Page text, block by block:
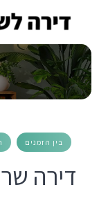
בין הזמנים
דירה